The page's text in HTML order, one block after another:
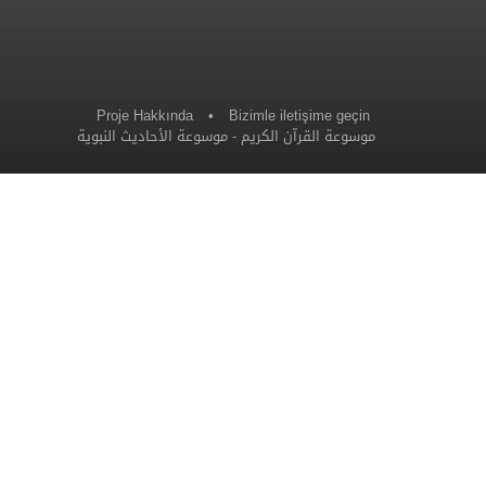
Proje Hakkında • Bizimle iletişime geçin
موسوعة القرآن الكريم -موسوعة الأحاديث النبوية